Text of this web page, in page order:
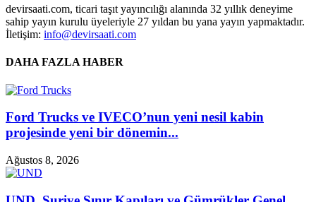
devirsaati.com, ticari taşıt yayıncılığı alanında 32 yıllık deneyime
sahip yayın kurulu üyeleriyle 27 yıldan bu yana yayın yapmaktadır.
İletişim: info@devirsaati.com
DAHA FAZLA HABER
Ford Trucks ve IVECO’nun yeni nesil kabin
projesinde yeni bir dönemin...
Ağustos 8, 2026